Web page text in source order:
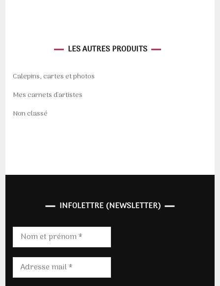
LES AUTRES PRODUITS
Calepins, cartes et photos
Mes carnets d'artistes
Non classé
INFOLETTRE (NEWSLETTER)